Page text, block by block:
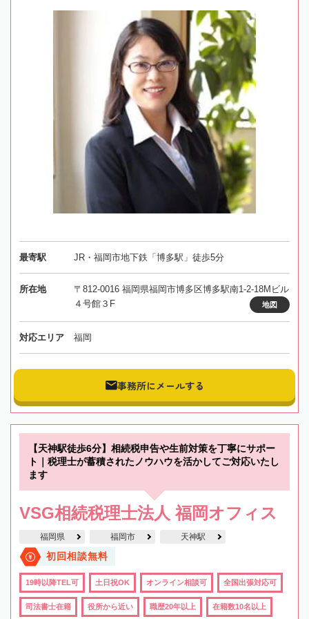
最寄駅 JR・福岡市地下鉄「博多駅」徒歩5分
所在地
〒812-0016 福岡県福岡市博多区博多駅南1-2-18Mビル
４号館３F
地図
対応エリア 福岡
事務所にメールする
【天神駅徒歩6分】相続税申告や生前対策を丁寧にサポー
ト｜税理士が蓄積されたノウハウを活かしてご対応いたし
ます
VSG相続税理士法人 福岡オフィス
福岡県 福岡市 天神駅
初回相談無料
19時以降TEL可 土日祝OK オンライン相談可 全国出張対応可
司法書士在籍 役所から近い 職歴20年以上 在籍数10名以上